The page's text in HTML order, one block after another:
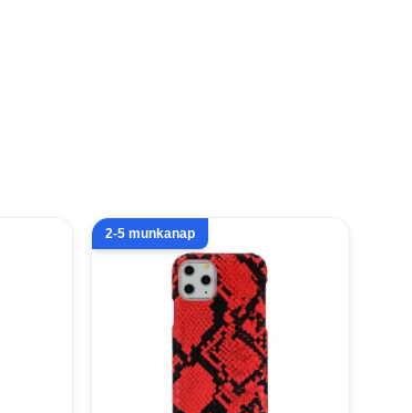
2-5 munkanap